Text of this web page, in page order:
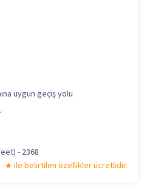
uygun geçiş yolu
- 2368
ile belirtilen özellikler ücretlidir.